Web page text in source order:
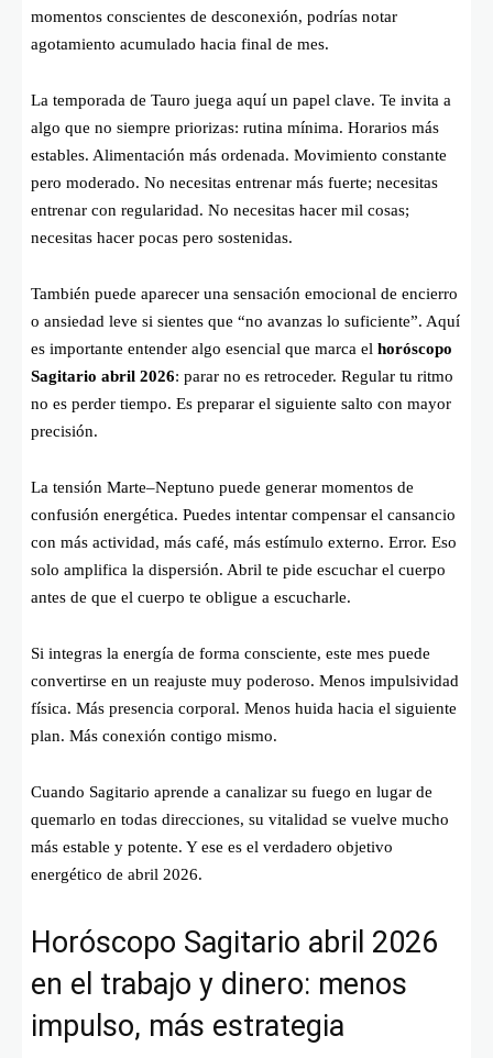
momentos conscientes de desconexión, podrías notar
agotamiento acumulado hacia final de mes.
La temporada de Tauro juega aquí un papel clave. Te invita a
algo que no siempre priorizas: rutina mínima. Horarios más
estables. Alimentación más ordenada. Movimiento constante
pero moderado. No necesitas entrenar más fuerte; necesitas
entrenar con regularidad. No necesitas hacer mil cosas;
necesitas hacer pocas pero sostenidas.
También puede aparecer una sensación emocional de encierro
o ansiedad leve si sientes que “no avanzas lo suficiente”. Aquí
es importante entender algo esencial que marca el horóscopo
Sagitario abril 2026: parar no es retroceder. Regular tu ritmo
no es perder tiempo. Es preparar el siguiente salto con mayor
precisión.
La tensión Marte–Neptuno puede generar momentos de
confusión energética. Puedes intentar compensar el cansancio
con más actividad, más café, más estímulo externo. Error. Eso
solo amplifica la dispersión. Abril te pide escuchar el cuerpo
antes de que el cuerpo te obligue a escucharle.
Si integras la energía de forma consciente, este mes puede
convertirse en un reajuste muy poderoso. Menos impulsividad
física. Más presencia corporal. Menos huida hacia el siguiente
plan. Más conexión contigo mismo.
Cuando Sagitario aprende a canalizar su fuego en lugar de
quemarlo en todas direcciones, su vitalidad se vuelve mucho
más estable y potente. Y ese es el verdadero objetivo
energético de abril 2026.
Horóscopo Sagitario abril 2026
en el trabajo y dinero: menos
impulso, más estrategia